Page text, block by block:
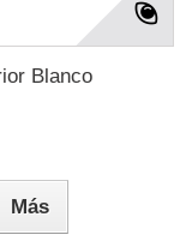
Blanco
Más